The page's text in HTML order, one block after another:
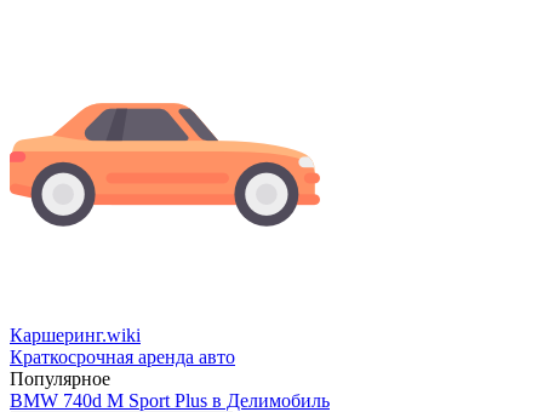
Каршеринг.wiki
Краткосрочная аренда авто
Популярное
BMW 740d M Sport Plus в Делимобиль